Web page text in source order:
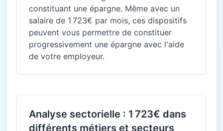
constituant une épargne. Même avec un
salaire de 1 723€ par mois, ces dispositifs
peuvent vous permettre de constituer
progressivement une épargne avec l'aide
de votre employeur.
Analyse sectorielle : 1 723€ dans
différents métiers et secteurs